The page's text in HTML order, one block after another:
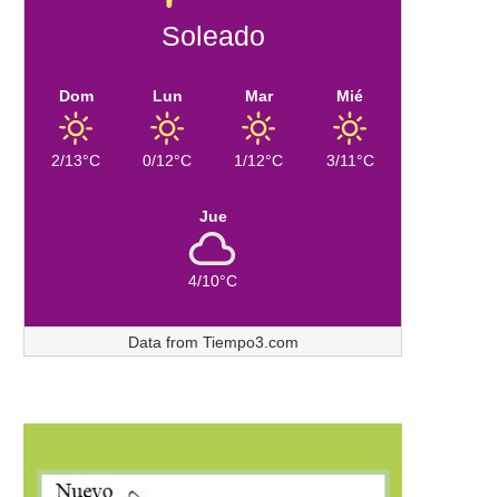
Soleado
Dom
2/13°C
Lun
0/12°C
Mar
1/12°C
Mié
3/11°C
Jue
4/10°C
Data from Tiempo3.com